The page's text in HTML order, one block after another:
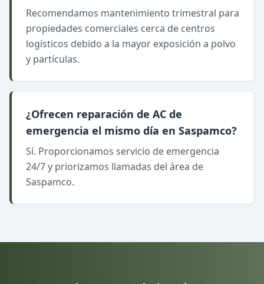
Recomendamos mantenimiento trimestral para
propiedades comerciales cerca de centros
logísticos debido a la mayor exposición a polvo
y partículas.
¿Ofrecen reparación de AC de
emergencia el mismo día en Saspamco?
Sí. Proporcionamos servicio de emergencia
24/7 y priorizamos llamadas del área de
Saspamco.